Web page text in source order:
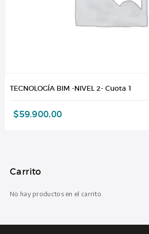
TECNOLOGÍA BIM -NIVEL 2- Cuota 1
$59.900,00
Carrito
No hay productos en el carrito.